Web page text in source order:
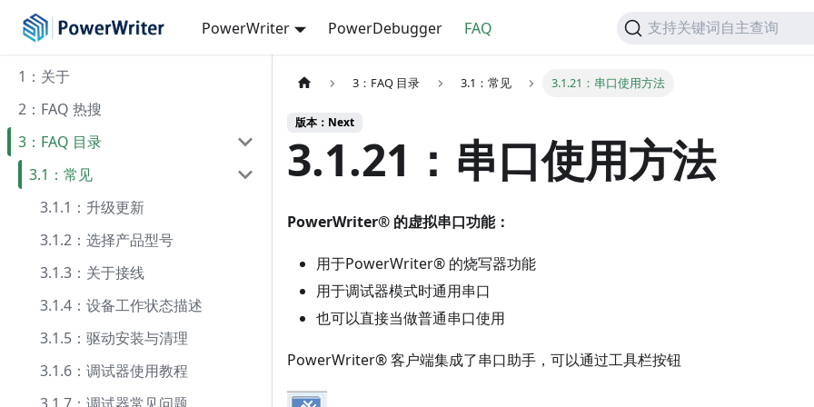
PowerWriter PowerDebugger FAQ 支持关键词自主查询
1：关于
2：FAQ 热搜
3：FAQ 目录
3.1：常见
3.1.1：升级更新
3.1.2：选择产品型号
3.1.3：关于接线
3.1.4：设备工作状态描述
3.1.5：驱动安装与清理
3.1.6：调试器使用教程
3：FAQ 目录 3.1：常见 3.1.21：串口使用方法
版本：Next
3.1.21：串口使用方法
PowerWriter® 的虚拟串口功能：
用于PowerWriter® 的烧写器功能
用于调试器模式时通用串口
也可以直接当做普通串口使用
PowerWriter® 客户端集成了串口助手，可以通过工具栏按钮